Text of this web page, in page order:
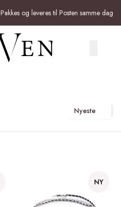
Pakkes og leveres til Posten samme dag
Nyeste
NY